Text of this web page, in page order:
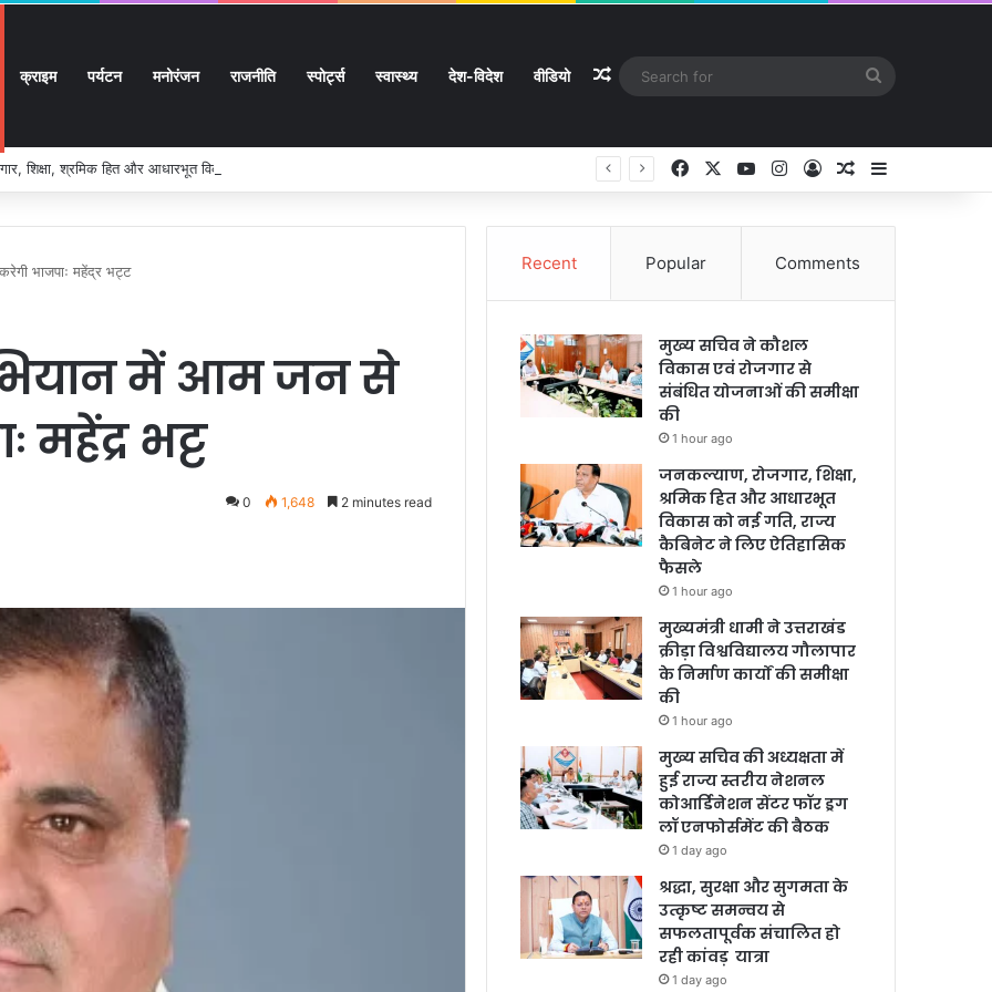
क्राइम पर्यटन मनोरंजन राजनीति स्पोर्ट्स स्वास्थ्य देश-विदेश वीडियो Random Article
शिक्षा, श्रमिक हित और आधारभूत विकास को नई गति, राज्य कैबिनेट ने लिए ऐतिहासिक फैसले Facebook YouTubeInstagram
Log InRandom Article
भाजपाः महेंद्र भट्ट
में आम जन से
महेंद्र भट्ट
0 1,648 2 minutes read
Recent Popular Comments
मुख्य सचिव ने कौशल
विकास एवं रोजगार से
संबंधित योजनाओं की समीक्षा
की
1 hour ago
जनकल्याण, रोजगार, शिक्षा,
श्रमिक हित और आधारभूत
विकास को नई गति, राज्य
कैबिनेट ने लिए ऐतिहासिक
फैसले
1 hour ago
मुख्यमंत्री धामी ने उत्तराखंड
क्रीड़ा विश्वविद्यालय गौलापार
के निर्माण कार्यों की समीक्षा
की
1 hour ago
मुख्य सचिव की अध्यक्षता में
हुई राज्य स्तरीय नेशनल
कोआर्डिनेशन सेंटर फॉर ड्रग
लॉ एनफोर्समेंट की बैठक
1 day ago
श्रद्धा, सुरक्षा और सुगमता के
उत्कृष्ट समन्वय से
सफलतापूर्वक संचालित हो
रही कांवड़ यात्रा
1 day ago